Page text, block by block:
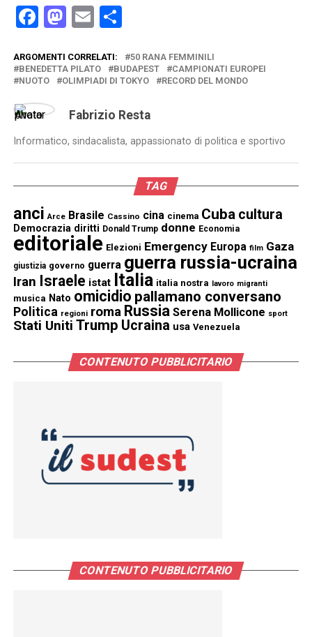
Facebook
Mastodon
Email
ARGOMENTI CORRELATI:
50 RANA FEMMINILI
BENEDETTA PILATO
BUDAPEST
CAMPIONATI EUROPEI
NUOTO
OLIMPIADI DI TOKYO RECORD DEL MONDO
Fabrizio Resta
Informatico, sindacalista, appassionato di politica e sportivo
TAG
anci Arce Brasile Cassino cina cinema Cuba cultura
Democrazia diritti Donald Trump donne Economia
editoriale Elezioni Emergency Europa film Gaza
giustizia governo guerra guerra russia-ucraina
Iran Israele istat Italia italia nostra lavoro migranti
musica Nato omicidio pallamano conversano
Politica regioni roma Russia Serena Mollicone sport
Stati Uniti Trump Ucraina usa Venezuela
CONTENUTO PUBBLICITARIO
CONTENUTO PUBBLICITARIO